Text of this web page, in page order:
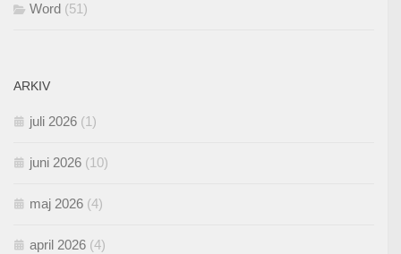
Word (51)
ARKIV
juli 2026 (1)
juni 2026 (10)
maj 2026 (4)
april 2026 (4)